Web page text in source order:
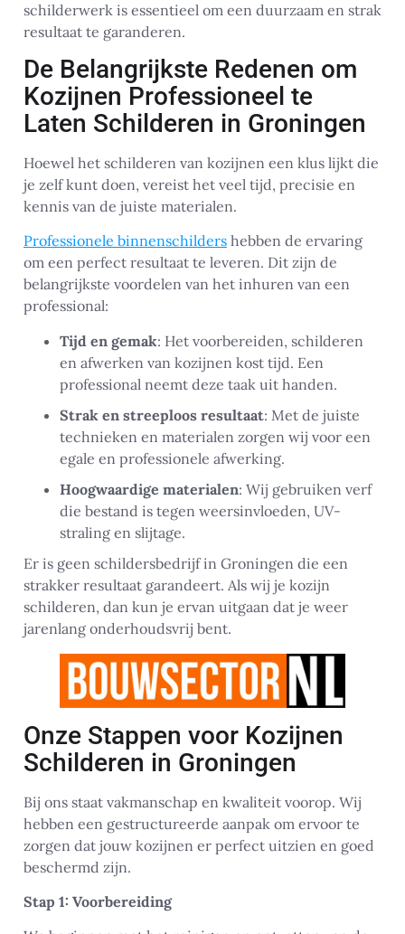
schilderwerk is essentieel om een duurzaam en strak
resultaat te garanderen.
De Belangrijkste Redenen om
Kozijnen Professioneel te
Laten Schilderen in Groningen
Hoewel het schilderen van kozijnen een klus lijkt die
je zelf kunt doen, vereist het veel tijd, precisie en
kennis van de juiste materialen.
Professionele binnenschilders hebben de ervaring
om een perfect resultaat te leveren. Dit zijn de
belangrijkste voordelen van het inhuren van een
professional:
Tijd en gemak: Het voorbereiden, schilderen
en afwerken van kozijnen kost tijd. Een
professional neemt deze taak uit handen.
Strak en streeploos resultaat: Met de juiste
technieken en materialen zorgen wij voor een
egale en professionele afwerking.
Hoogwaardige materialen: Wij gebruiken verf
die bestand is tegen weersinvloeden, UV-
straling en slijtage.
Er is geen schildersbedrijf in Groningen die een
strakker resultaat garandeert. Als wij je kozijn
schilderen, dan kun je ervan uitgaan dat je weer
jarenlang onderhoudsvrij bent.
Onze Stappen voor Kozijnen
Schilderen in Groningen
Bij ons staat vakmanschap en kwaliteit voorop. Wij
hebben een gestructureerde aanpak om ervoor te
zorgen dat jouw kozijnen er perfect uitzien en goed
beschermd zijn.
Stap 1: Voorbereiding